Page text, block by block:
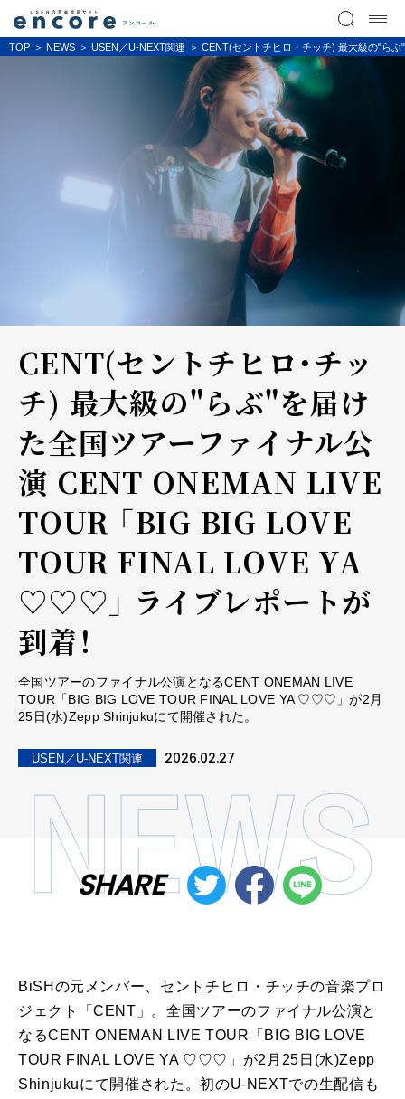
TOP NEWS USEN／U-NEXT関連 CENT(セントチヒロ・チッチ) 最大級の"ら
CENT(セントチヒロ・チッ
チ) 最大級の"らぶ"を届け
た全国ツアーファイナル公
演 CENT ONEMAN LIVE
TOUR 「BIG BIG LOVE
TOUR FINAL LOVE YA
♡♡♡」 ライブレポートが
到着！
全国ツアーのファイナル公演となるCENT ONEMAN LIVE
TOUR「BIG BIG LOVE TOUR FINAL LOVE YA ♡♡♡」が2月
25日(水)Zepp Shinjukuにて開催された。
USEN／U-NEXT関連 2026.02.27
SHARE
BiSHの元メンバー、セントチヒロ・チッチの音楽プロ
ジェクト「CENT」。全国ツアーのファイナル公演と
なるCENT ONEMAN LIVE TOUR「BIG BIG LOVE
TOUR FINAL LOVE YA ♡♡♡」が2月25日(水)Zepp
Shinjukuにて開催された。初のU-NEXTでの生配信も